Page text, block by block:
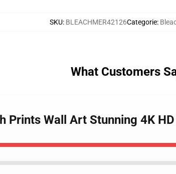
SKU: BLEACHMER42126Categorie:
What Customers
Prints Wall Art Stunning 4K